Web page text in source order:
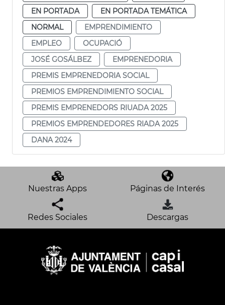
EN PORTADA
EN PORTADA TEMÁTICA
NORMAL
EMPRENDIMIENTO
EMPLEO
OCUPACIÓ
JOSÉ GOSÁLBEZ
EMPRENEDORIA
PREMIS EMPRENEDORIA SOCIAL
PREMIOS EMPRENDIMIENTO SOCIAL
PREMIS EMPRENEDORS RIUADA 2025
PREMIOS EMPRENDEDORES RIADA 2025
DANA 2024
Nuestras Apps Páginas de Interés
Redes Sociales Descargas